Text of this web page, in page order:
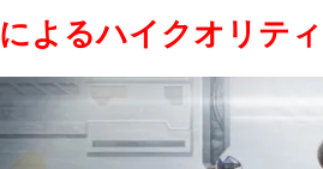
よるハイクオリテ